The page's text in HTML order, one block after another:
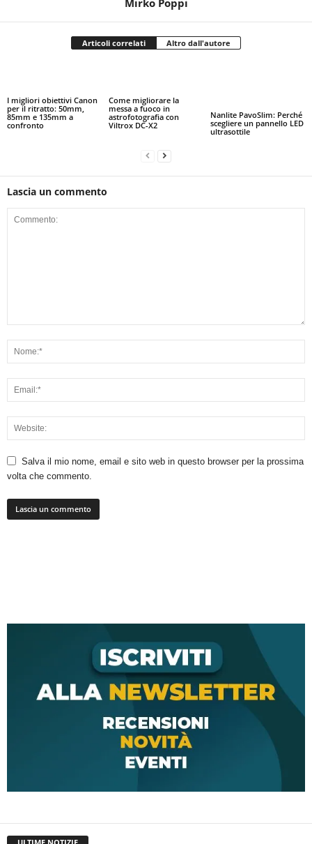
Mirko Poppi
Articoli correlati Altro dall'autore
I migliori obiettivi Canon
per il ritratto: 50mm,
85mm e 135mm a
confronto
Come migliorare la
messa a fuoco in
astrofotografia con
Viltrox DC-X2
Nanlite PavoSlim: Perché
scegliere un pannello LED
ultrasottile
Lascia un commento
Salva il mio nome, email e sito web in questo browser per la prossima
volta che commento.